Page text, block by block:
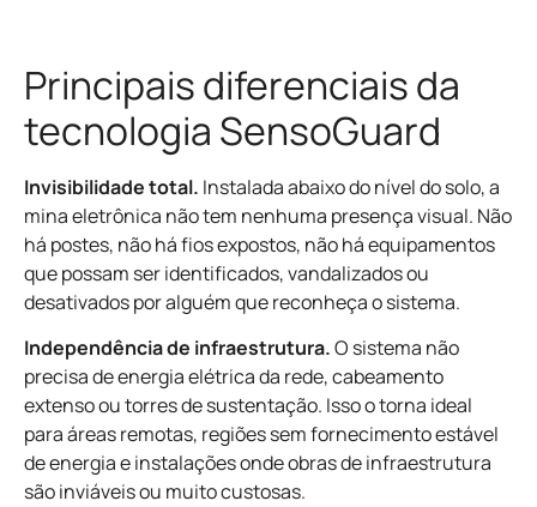
Principais diferenciais da
tecnologia SensoGuard
Invisibilidade total. Instalada abaixo do nível do solo, a
mina eletrônica não tem nenhuma presença visual. Não
há postes, não há fios expostos, não há equipamentos
que possam ser identificados, vandalizados ou
desativados por alguém que reconheça o sistema.
Independência de infraestrutura.O sistema não
precisa de energia elétrica da rede, cabeamento
extenso ou torres de sustentação. Isso o torna ideal
para áreas remotas, regiões sem fornecimento estável
de energia e instalações onde obras de infraestrutura
são inviáveis ou muito custosas.